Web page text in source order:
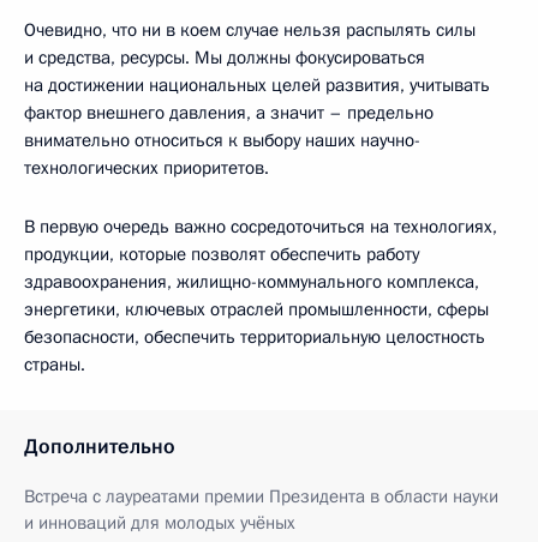
Очевидно, что ни в коем случае нельзя распылять силы
и средства, ресурсы. Мы должны фокусироваться
на достижении национальных целей развития, учитывать
фактор внешнего давления, а значит – предельно
внимательно относиться к выбору наших научно-
технологических приоритетов.
В первую очередь важно сосредоточиться на технологиях,
продукции, которые позволят обеспечить работу
здравоохранения, жилищно-коммунального комплекса,
энергетики, ключевых отраслей промышленности, сферы
безопасности, обеспечить территориальную целостность
страны.
Дополнительно
Встреча с лауреатами премии Президента в области науки
и инноваций для молодых учёных